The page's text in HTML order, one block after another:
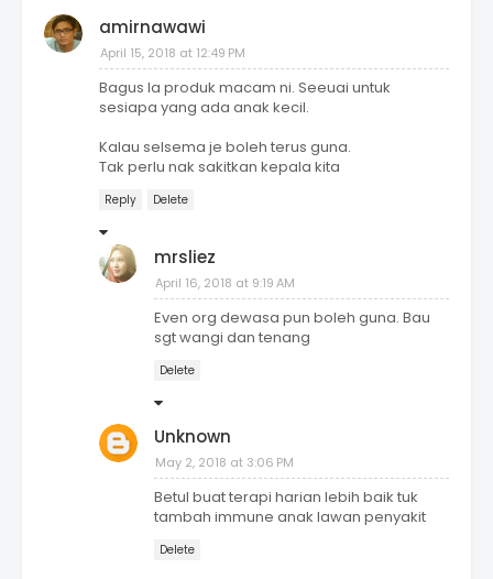
amirnawawi
April 15, 2018 at 12:49 PM
Bagus la produk macam ni. Seeuai untuk
sesiapa yang ada anak kecil.
Kalau selsema je boleh terus guna.
Tak perlu nak sakitkan kepala kita
Reply Delete
mrsliez
April 16, 2018 at 9:19 AM
Even org dewasa pun boleh guna. Bau
sgt wangi dan tenang
Delete
Unknown
May 2, 2018 at 3:06 PM
Betul buat terapi harian lebih baik tuk
tambah immune anak lawan penyakit
Delete